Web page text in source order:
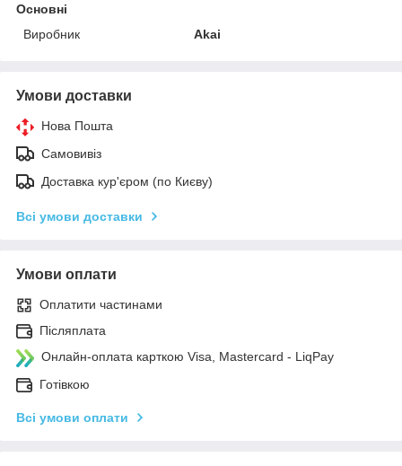
Основні
Виробник
Akai
Умови доставки
Нова Пошта
Самовивіз
Доставка кур'єром (по Києву)
Всі умови доставки
Умови оплати
Оплатити частинами
Післяплата
Онлайн-оплата карткою Visa, Mastercard - LiqPay
Готівкою
Всі умови оплати